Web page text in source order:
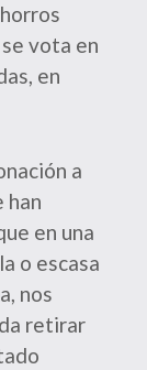
vota en
en
a
han
en una
o escasa
nos
retirar